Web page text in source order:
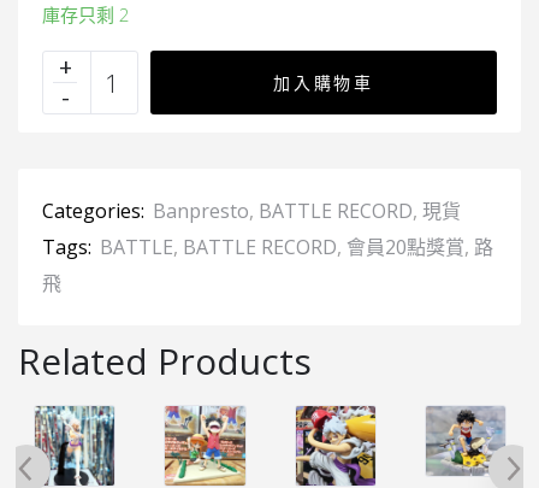
庫存只剩 2
加入購物車
Categories: Banpresto, BATTLE RECORD, 現貨
Tags: BATTLE, BATTLE RECORD, 會員20點獎賞, 路
飛
Related Products